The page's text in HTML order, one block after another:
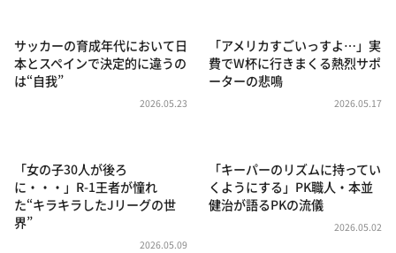
朝だ！生です旅サラダ
教えて！ニュースライブ 正義のミカタ
ポツンと一軒家
ザキ山小屋本館
ぺこぱのまるスポ
サッカーの育成年代において日
本とスペインで決定的に違うの
は“自我”
2026.05.23
「アメリカすごいっすよ…」実
費でW杯に行きまくる熱烈サポ
ーターの悲鳴
2026.05.17
「女の子30人が後ろ
に・・・」R-1王者が憧れ
た“キラキラしたJリーグの世
界”
2026.05.09
「キーパーのリズムに持ってい
くようにする」PK職人・本並
健治が語るPKの流儀
2026.05.02